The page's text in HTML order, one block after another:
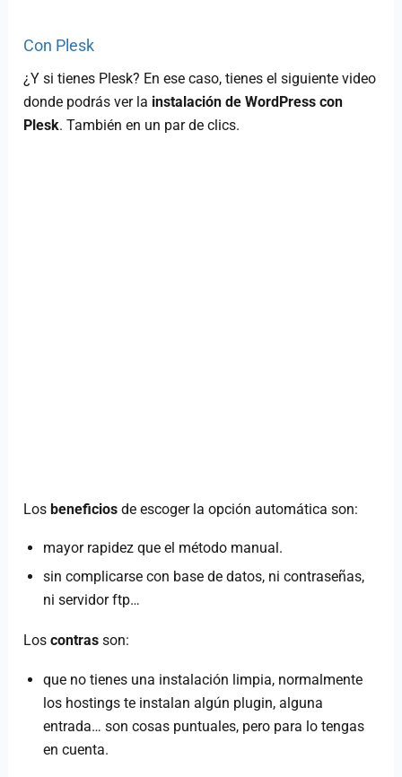
Con Plesk
¿Y si tienes Plesk? En ese caso, tienes el siguiente video
donde podrás ver la instalación de WordPress con
Plesk. También en un par de clics.
Losbeneficios de escoger la opción automática son:
mayor rapidez que el método manual.
sin complicarse con base de datos, ni contraseñas,
ni servidor ftp…
Loscontras son:
que no tienes una instalación limpia, normalmente
los hostings te instalan algún plugin, alguna
entrada… son cosas puntuales, pero para lo tengas
en cuenta.